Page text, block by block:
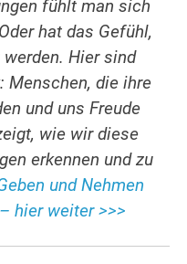
fühlt man sich
hat das Gefühl,
Hier sind
Menschen, die ihre
und uns Freude
wie wir diese
erkennen und zu
und Nehmen
hier weiter >>>